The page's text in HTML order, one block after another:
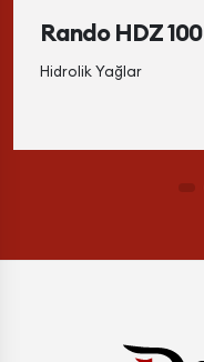
Rando HDZ 100
Hidrolik Yağlar